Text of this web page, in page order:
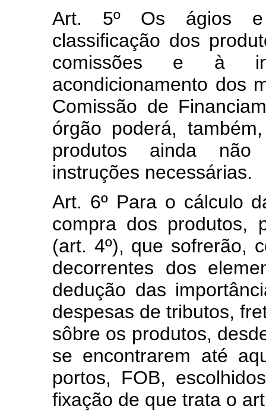
Art. 5º Os ágios e
classificação dos
comissões e à
acondicionamento dos
Comissão de
órgão poderá,
produtos ainda não
instruções necessárias.
Art. 6º Para o cálculo
compra dos produtos,
(art. 4º), que sofrerão,
decorrentes dos
dedução das
despesas de tributos,
sôbre os produtos,
se encontrarem até
portos, FOB,
fixação de que trata o